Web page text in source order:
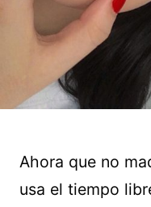
Ahora que no
usa el tiempo